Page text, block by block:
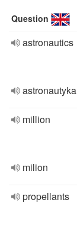
Question
astronautics
astronautyka
million
milion
propellants